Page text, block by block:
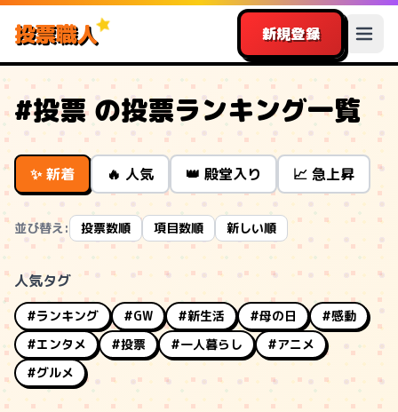
投票職人 新規登録
#投票 の投票ランキング一覧
✨ 新着 🔥 人気 👑 殿堂入り 📈 急上昇
並び替え: 投票数順 項目数順 新しい順
人気タグ
#ランキング #GW #新生活 #母の日
#感動
#エンタメ
#投票 #一人暮らし
#アニメ
#グルメ